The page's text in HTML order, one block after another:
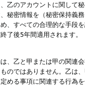
乙のアカウントに関して
秘密情報を（秘密保持義
、すべての合理的な手段
了後5年間適用されます。
、乙と甲または甲の関連
のではありません。乙は
める事項に関連する行為